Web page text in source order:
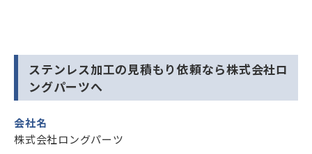
ステンレス加工の見積もり依頼なら株式会社ロ
ングパーツへ
会社名
株式会社ロングパーツ